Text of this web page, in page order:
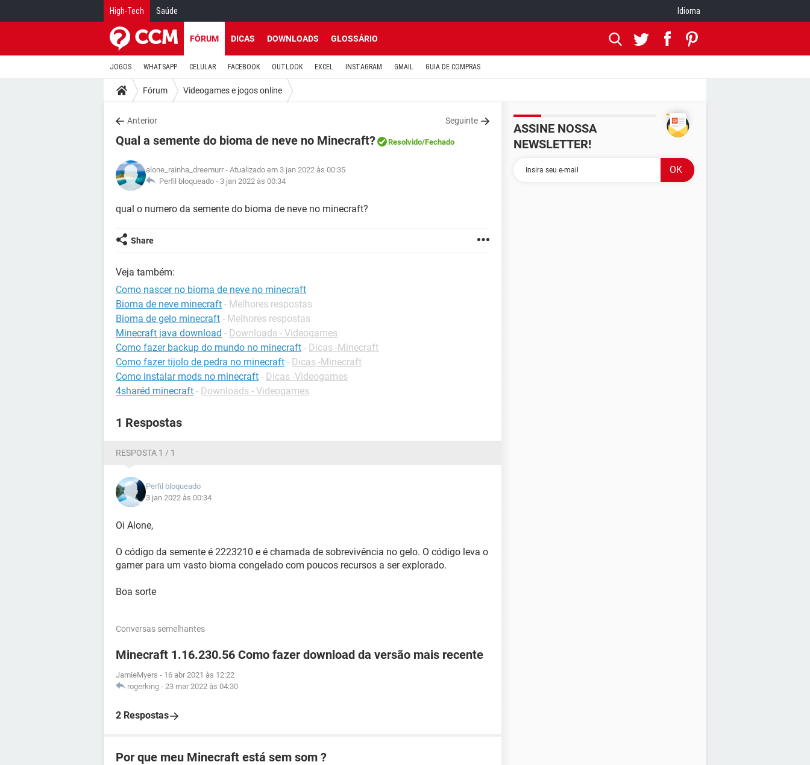
High-Tech Saúde Idioma
FÓRUM DICAS DOWNLOADS GLOSSÁRIO
JOGOS WHATSAPP CELULAR FACEBOOK OUTLOOK EXCEL INSTAGRAM GMAIL GUIA DE COMPRAS
Fórum Videogames e jogos online
Anterior Seguinte
Qual a semente do bioma de neve no Minecraft? Resolvido/Fechado
alone_rainha_dreemurr - Atualizado em 3 jan 2022 às 00:35
Perfil bloqueado - 3 jan 2022 às 00:34
qual o numero da semente do bioma de neve no minecraft?
Share
Veja também:
Como nascer no bioma de neve no minecraft
Bioma de neve minecraft - Melhores respostas
Bioma de gelo minecraft - Melhores respostas
Minecraft java download - Downloads - Videogames
Como fazer backup do mundo no minecraft - Dicas -Minecraft
Como fazer tijolo de pedra no minecraft - Dicas -Minecraft
Como instalar mods no minecraft - Dicas -Videogames
4sharéd minecraft - Downloads - Videogames
1 Respostas
RESPOSTA 1 / 1
Perfil bloqueado
3 jan 2022 às 00:34
Oi Alone,
O código da semente é 2223210 e é chamada de sobrevivência no gelo. O código leva o
gamer para um vasto bioma congelado com poucos recursos a ser explorado.
Boa sorte
Conversas semelhantes
Minecraft 1.16.230.56 Como fazer download da versão mais recente
JamieMyers - 16 abr 2021 às 12:22
rogerking - 23 mar 2022 às 04:30
2 Respostas
Por que meu Minecraft está sem som ?
ASSINE NOSSA
NEWSLETTER!